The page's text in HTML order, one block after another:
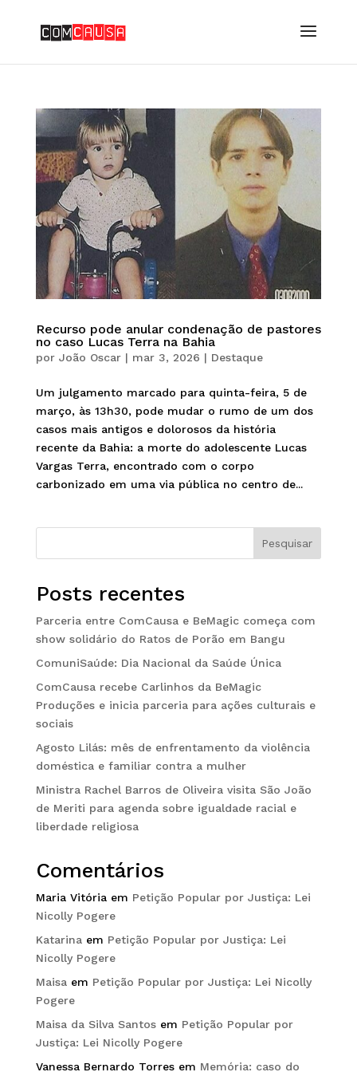
Recurso pode anular condenação de pastores
no caso Lucas Terra na Bahia
por João Oscar| mar 3, 2026 | Destaque
Um julgamento marcado para quinta-feira, 5 de
março, às 13h30, pode mudar o rumo de um dos
casos mais antigos e dolorosos da história
recente da Bahia: a morte do adolescente Lucas
Vargas Terra, encontrado com o corpo
carbonizado em uma via pública no centro de...
Pesquisar
Posts recentes
Parceria entre ComCausa e BeMagic começa com
show solidário do Ratos de Porão em Bangu
ComuniSaúde: Dia Nacional da Saúde Única
ComCausa recebe Carlinhos da BeMagic
Produções e inicia parceria para ações culturais e
sociais
Agosto Lilás: mês de enfrentamento da violência
doméstica e familiar contra a mulher
Ministra Rachel Barros de Oliveira visita São João
de Meriti para agenda sobre igualdade racial e
liberdade religiosa
Comentários
Maria Vitóriaem Petição Popular por Justiça: Lei
Nicolly Pogere
Katarinaem Petição Popular por Justiça: Lei
Nicolly Pogere
Maisaem Petição Popular por Justiça: Lei Nicolly
Pogere
Maisa da Silva Santosem Petição Popular por
Justiça: Lei Nicolly Pogere
Vanessa Bernardo Torresem Memória: caso do